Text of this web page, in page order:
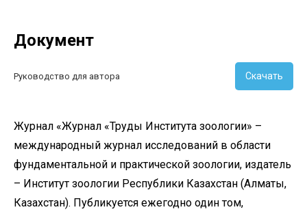
Документ
Руководство для автора Скачать
Журнал «Журнал «Труды Института зоологии» –
международный журнал исследований в области
фундаментальной и практической зоологии, издатель
– Институт зоологии Республики Казахстан (Алматы,
Казахстан). Публикуется ежегодно один том,